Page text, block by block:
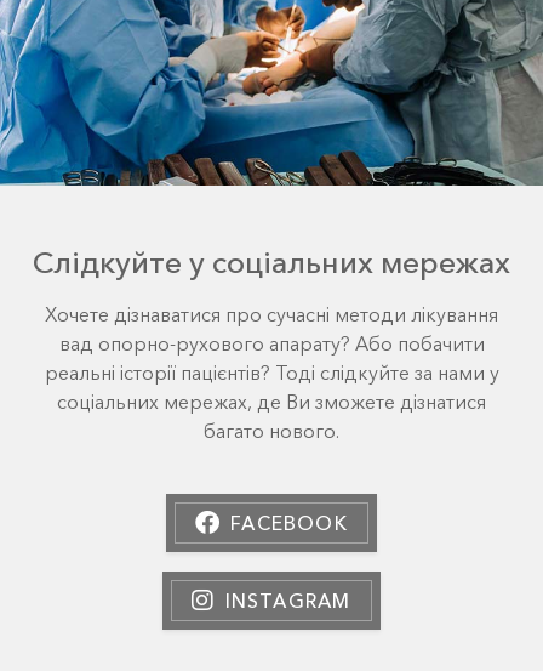
Слідкуйте у соціальних мережах
Хочете дізнаватися про сучасні методи лікування
вад опорно-рухового апарату? Або побачити
реальні історії пацієнтів? Тоді слідкуйте за нами у
соціальних мережах, де Ви зможете дізнатися
багато нового.
FACEBOOK
INSTAGRAM